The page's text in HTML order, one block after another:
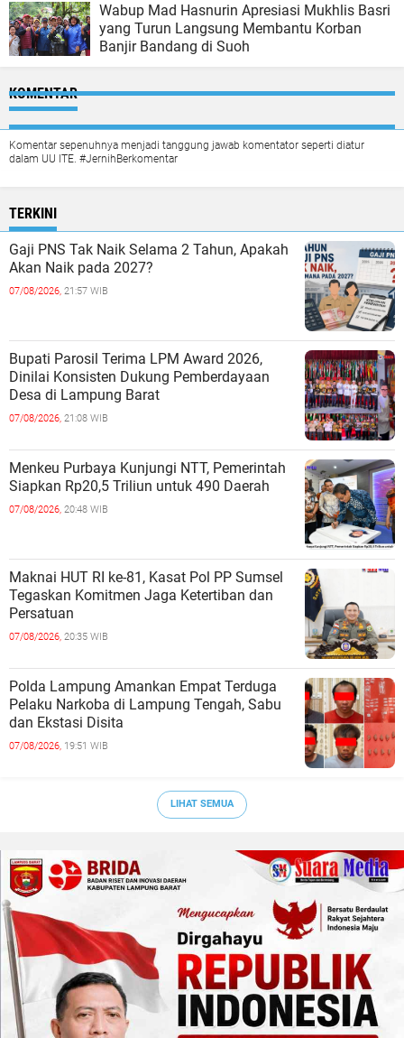
Wabup Mad Hasnurin Apresiasi Mukhlis Basri
yang Turun Langsung Membantu Korban
Banjir Bandang di Suoh
KOMENTAR
Komentar sepenuhnya menjadi tanggung jawab komentator seperti diatur
dalam UU ITE. #JernihBerkomentar
TERKINI
Gaji PNS Tak Naik Selama 2 Tahun, Apakah
Akan Naik pada 2027?
07/08/2026, 21:57 WIB
Bupati Parosil Terima LPM Award 2026,
Dinilai Konsisten Dukung Pemberdayaan
Desa di Lampung Barat
07/08/2026, 21:08 WIB
Menkeu Purbaya Kunjungi NTT, Pemerintah
Siapkan Rp20,5 Triliun untuk 490 Daerah
07/08/2026, 20:48 WIB
Maknai HUT RI ke-81, Kasat Pol PP Sumsel
Tegaskan Komitmen Jaga Ketertiban dan
Persatuan
07/08/2026, 20:35 WIB
Polda Lampung Amankan Empat Terduga
Pelaku Narkoba di Lampung Tengah, Sabu
dan Ekstasi Disita
07/08/2026, 19:51 WIB
LIHAT SEMUA